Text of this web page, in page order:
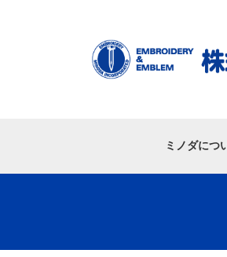
ミノダにつ